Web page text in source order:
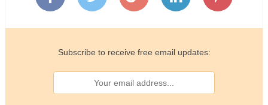
Subscribe to receive free email updates: